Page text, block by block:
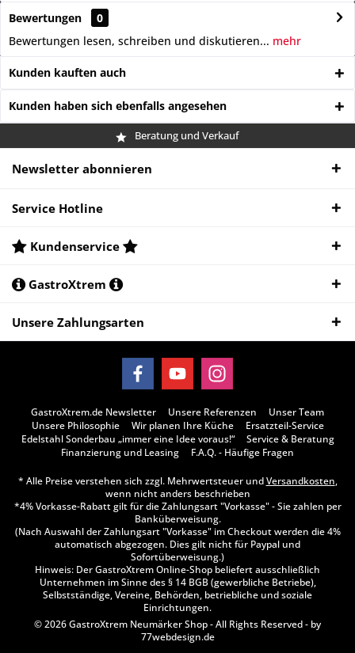
Bewertungen
0
Bewertungen lesen, schreiben und diskutieren... mehr
Kunden kauften auch
Kunden haben sich ebenfalls angesehen
Beratung und Verkauf
Newsletter abonnieren
Service Hotline
Kundenservice
GastroXtrem
Unsere Zahlungsarten
GastroXtrem.de Newsletter Unsere Referenzen
Unser Team
Unsere Philosophie
Wir planen Ihre Küche
Ersatzteil-Service
Edelstahl Sonderbau „immer eine Idee voraus!“
Service & Beratung
Finanzierung und Leasing
F.A.Q. - Häufige Fragen
* Alle Preise verstehen sich zzgl. Mehrwertsteuer undVersandkosten,
wenn nicht anders beschrieben
*4% Vorkasse-Rabatt gilt für die Zahlungsart "Vorkasse" - Sie zahlen per
Banküberweisung.
(Nach Auswahl der Zahlungsart "Vorkasse" im Checkout werden die 4%
automatisch abgezogen. Dies gilt nicht für Paypal und
Sofortüberweisung.)
Hinweis: Der GastroXtrem Online-Shop beliefert ausschließlich
Unternehmen im Sinne des § 14 BGB (gewerbliche Betriebe),
Selbstständige, Vereine, Behörden, betriebliche und soziale
Einrichtungen.
© 2026 GastroXtrem Neumärker Shop - All Rights Reserved - by
77webdesign.de